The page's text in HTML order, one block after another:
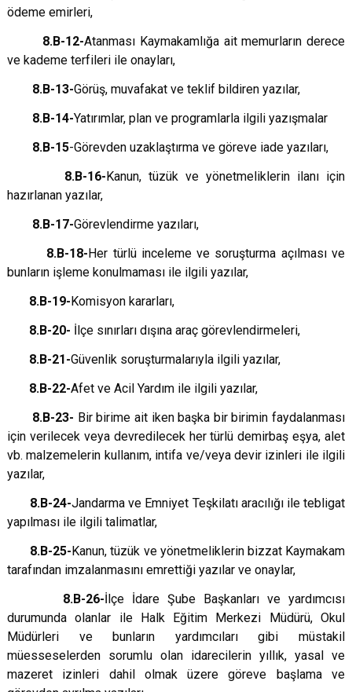
ödeme emirleri,
8.B-12-Atanması Kaymakamlığa ait memurların derece
ve kademe terfileri ile onayları,
8.B-13-Görüş, muvafakat ve teklif bildiren yazılar,
8.B-14-Yatırımlar, plan ve programlarla ilgili yazışmalar
8.B-15-Görevden uzaklaştırma ve göreve iade yazıları,
8.B-16-Kanun, tüzük ve yönetmeliklerin ilanı için
hazırlanan yazılar,
8.B-17-Görevlendirme yazıları,
8.B-18-Her türlü inceleme ve soruşturma açılması ve
bunların işleme konulmaması ile ilgili yazılar,
8.B-19-Komisyon kararları,
8.B-20- İlçe sınırları dışına araç görevlendirmeleri,
8.B-21-Güvenlik soruşturmalarıyla ilgili yazılar,
8.B-22-Afet ve Acil Yardım ile ilgili yazılar,
8.B-23- Bir birime ait iken başka bir birimin faydalanması
için verilecek veya devredilecek her türlü demirbaş eşya, alet
vb. malzemelerin kullanım, intifa ve/veya devir izinleri ile ilgili
yazılar,
8.B-24-Jandarma ve Emniyet Teşkilatı aracılığı ile tebligat
yapılması ile ilgili talimatlar,
8.B-25-Kanun, tüzük ve yönetmeliklerin bizzat Kaymakam
tarafından imzalanmasını emrettiği yazılar ve onaylar,
8.B-26-İlçe İdare Şube Başkanları ve yardımcısı
durumunda olanlar ile Halk Eğitim Merkezi Müdürü, Okul
Müdürleri ve bunların yardımcıları gibi müstakil
müesseselerden sorumlu olan idarecilerin yıllık, yasal ve
mazeret izinleri dahil olmak üzere göreve başlama ve